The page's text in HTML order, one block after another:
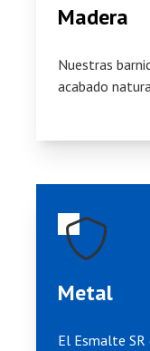
Madera
Nuestras
acabado
Metal
El Esmalte SR